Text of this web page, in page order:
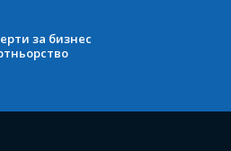
за бизнес